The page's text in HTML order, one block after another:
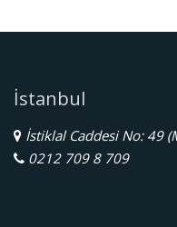
İstanbul
İstiklal Caddesi No: 49
0212 709 8 709